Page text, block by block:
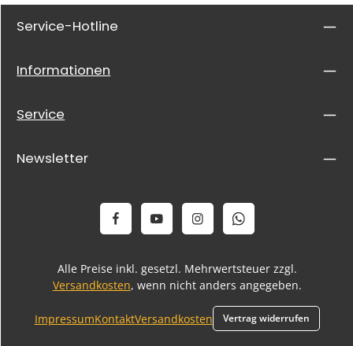
Service-Hotline
Informationen
Service
Newsletter
Alle Preise inkl. gesetzl. Mehrwertsteuer zzgl.
Versandkosten, wenn nicht anders angegeben.
ImpressumKontaktVersandkosten Vertrag widerrufen